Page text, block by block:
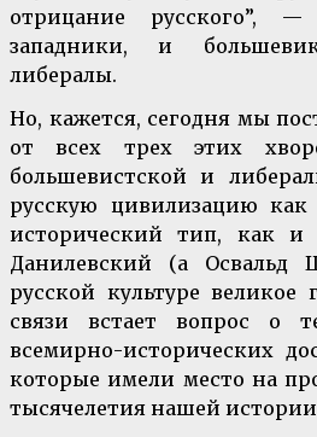
отрицание русского”,
западники, и
либералы.
Но, кажется, сегодня мы
от всех трех этих
большевистской и
русскую цивилизацию как
исторический тип, как
Данилевский (а Освальд
русской культуре
связи встает вопрос о
всемирно-исторических
которые имели место на
тысячелетия нашей